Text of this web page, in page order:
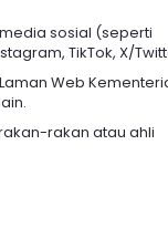
Malaysia dan
dan Budaya
atas kehilangan
mana-
portal ini.
sosial (seperti
TikTok, X/
Web
rakan atau ahli
datang ke Portal
dan Budaya